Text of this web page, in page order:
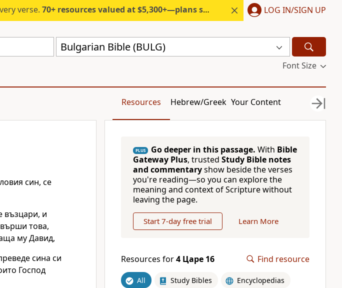
verse. 70+ resources valued at $5,300+—plans start under $6/month. LOG IN/SIGN UP
Bulgarian Bible (BULG)
Font Size
Resources Hebrew/Greek Your Content
син, се
възцари, и
това,
му Давид,
сина си
Господ
PLUS Go deeper in this passage. With Bible
Gateway Plus, trusted Study Bible notes
and commentaryshow beside the verses
you're reading—so you can explore the
meaning and context of Scripture without
leaving the page.
Start 7-day free trial Learn More
Resources for4 Царе 16 Find resource
All Study Bibles Encyclopedias